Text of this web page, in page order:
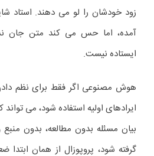
زود خودشان را لو می دهند. استاد
آمده، اما حس می کند متن جان
ایستاده نیست.
هوش مصنوعی اگر فقط برای نظم
ایرادهای اولیه استفاده شود، می
بیان مسئله بدون مطالعه، بدون
گرفته شود، پروپوزال از همان